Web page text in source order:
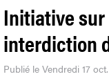
Initiative
interdiction
Publié le Vendredi 17